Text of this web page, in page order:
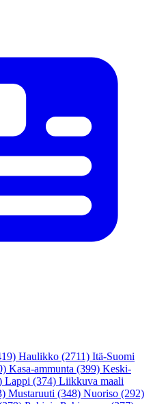
Haulikko (2711) Itä-Suomi
Kasa-ammunta (399) Keski-
Lappi (374) Liikkuva maali
Mustaruuti (348) Nuoriso (292)